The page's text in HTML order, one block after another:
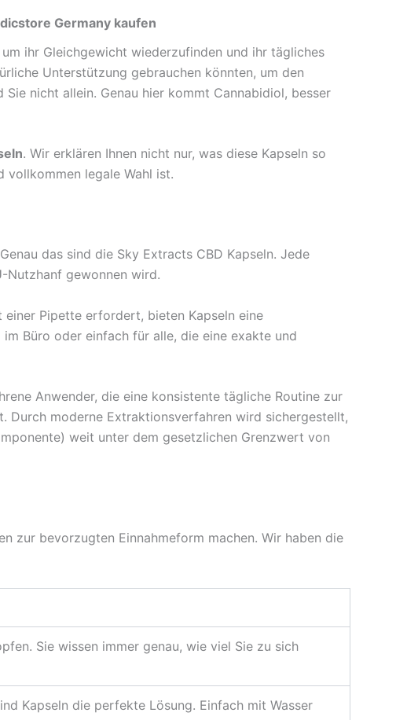
Germany kaufen
ihr Gleichgewicht wiederzufinden und ihr tägliches
Unterstützung gebrauchen könnten, um den
nicht allein. Genau hier kommt Cannabidiol, besser
. Wir erklären Ihnen nicht nur, was diese Kapseln so
vollkommen legale Wahl ist.
das sind die Sky Extracts CBD Kapseln. Jede
Nutzhanf gewonnen wird.
einer Pipette erfordert, bieten Kapseln eine
Büro oder einfach für alle, die eine exakte und
Anwender, die eine konsistente tägliche Routine zur
Durch moderne Extraktionsverfahren wird sichergestellt,
weit unter dem gesetzlichen Grenzwert von
zur bevorzugten Einnahmeform machen. Wir haben die
Sie wissen immer genau, wie viel Sie zu sich
Kapseln die perfekte Lösung. Einfach mit Wasser